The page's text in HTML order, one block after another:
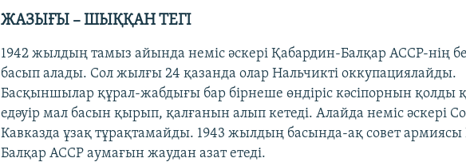
ЖАЗЫҒЫ – ШЫҚҚАН ТЕГІ
1942 жылдың тамыз айында неміс әскері Қабардин-Балқар АССР-нің
басып алады. Сол жылғы 24 қазанда олар Нальчикті оккупациялайды.
Басқыншылар құрал-жабдығы бар бірнеше өндіріс кәсіпорнын қолды
едәуір мал басын қырып, қалғанын алып кетеді. Алайда неміс әскері
Кавказда ұзақ тұрақтамайды. 1943 жылдың басында-ақ совет
Балқар АССР аумағын жаудан азат етеді.